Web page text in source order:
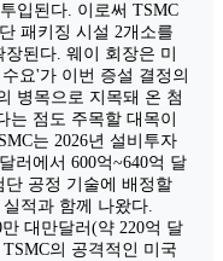
입된다. 이로써 TSMC
패키징 시설 2개소를
된다. 웨이 회장은 미
요'가 이번 증설 결정의
병목으로 지목돼 온 첨
는 점도 주목할 대목이
는 2026년 설비투자
러에서 600억~640억 달
단 공정 기술에 배정할
적과 함께 나왔다.
대만달러(약 220억 달
의 공격적인 미국